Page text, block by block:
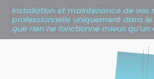
Installation et maintenance de vos
professionnelle uniquement dans le
que rien ne fonctionne mieux
Panneau de gestion des cookies